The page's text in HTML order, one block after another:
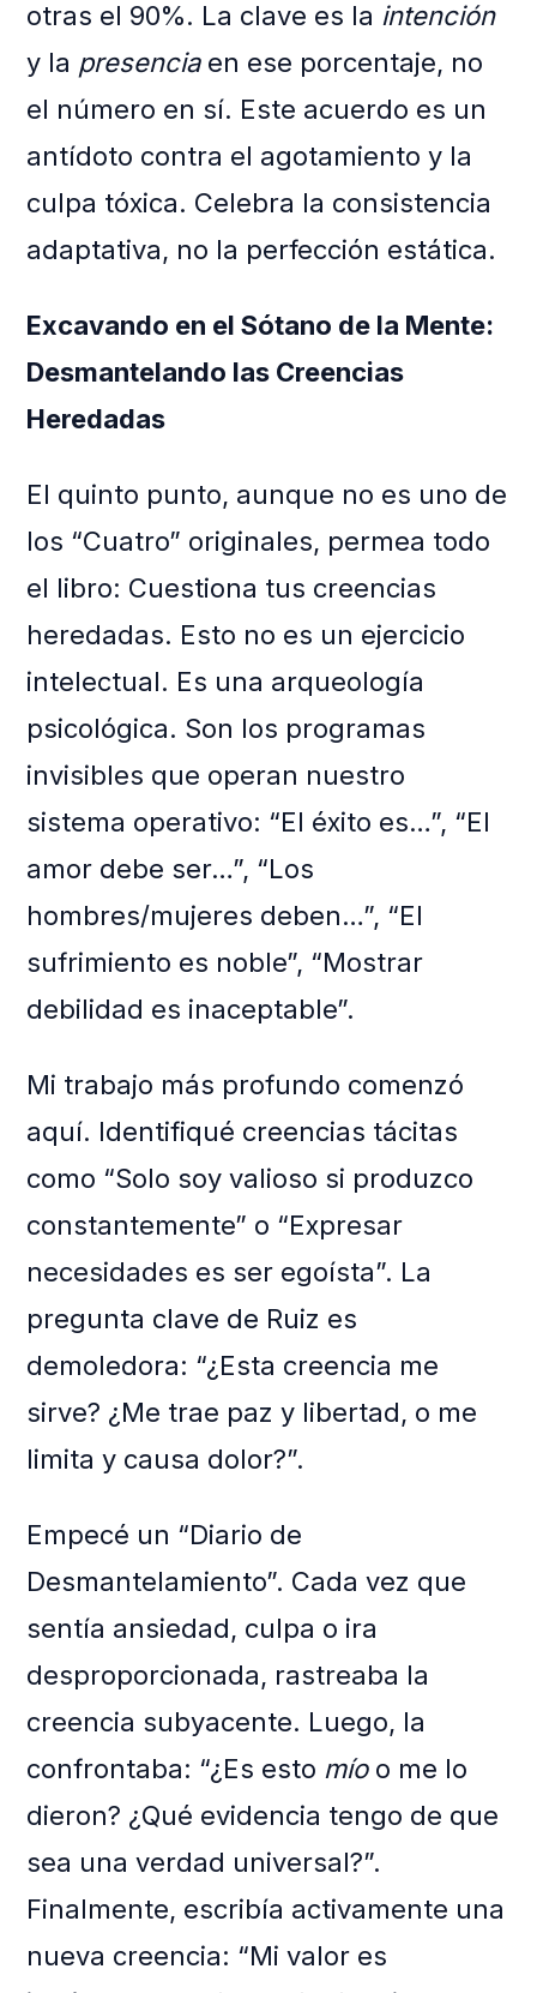
otras el 90%. La clave es la intención
y la presenciaen ese porcentaje, no
el número en sí. Este acuerdo es un
antídoto contra el agotamiento y la
culpa tóxica. Celebra la consistencia
adaptativa, no la perfección estática.
Excavando en el Sótano de la Mente:
Desmantelando las Creencias
Heredadas
El quinto punto, aunque no es uno de
los “Cuatro” originales, permea todo
el libro: Cuestiona tus creencias
heredadas. Esto no es un ejercicio
intelectual. Es una arqueología
psicológica. Son los programas
invisibles que operan nuestro
sistema operativo: “El éxito es…”, “El
amor debe ser…”, “Los
hombres/mujeres deben…”, “El
sufrimiento es noble”, “Mostrar
debilidad es inaceptable”.
Mi trabajo más profundo comenzó
aquí. Identifiqué creencias tácitas
como “Solo soy valioso si produzco
constantemente” o “Expresar
necesidades es ser egoísta”. La
pregunta clave de Ruiz es
demoledora: “¿Esta creencia me
sirve? ¿Me trae paz y libertad, o me
limita y causa dolor?”.
Empecé un “Diario de
Desmantelamiento”. Cada vez que
sentía ansiedad, culpa o ira
desproporcionada, rastreaba la
creencia subyacente. Luego, la
confrontaba: “¿Es esto míoo me lo
dieron? ¿Qué evidencia tengo de que
sea una verdad universal?”.
Finalmente, escribía activamente una
nueva creencia: “Mi valor es